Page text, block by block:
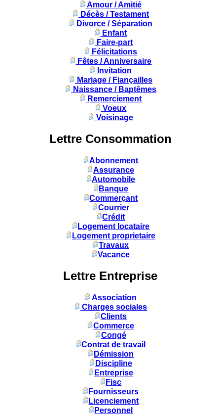
Amour / Amitié
Décès / Testament
Divorce / Séparation
Enfant
Faire-part
Félicitations
Fêtes / Anniversaire
Invitation
Mariage / Fiançailles
Naissance / Baptêmes
Remerciement
Voeux
Voisinage
Lettre Consommation
Abonnement
Assurance
Automobile
Banque
Commerçant
Courrier
Crédit
Logement locataire
Logement proprietaire
Travaux
Vacance
Lettre Entreprise
Association
Charges sociales
Clients
Commerce
Congé
Contrat de travail
Démission
Discipline
Entreprise
Fisc
Fournisseurs
Licenciement
Personnel